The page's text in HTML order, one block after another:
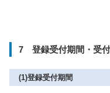
7 登録受付期間・受
(1)登録受付期間